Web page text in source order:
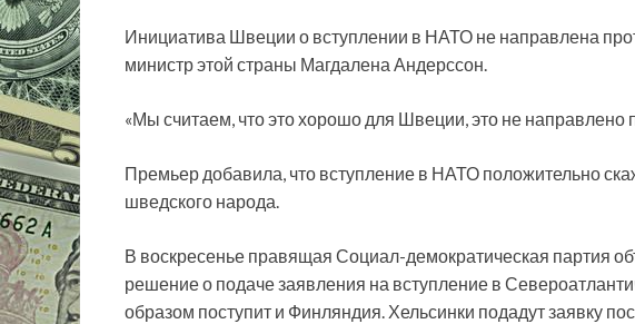
Инициатива Швеции о вступлении в НАТО не направлена
министр этой страны Магдалена Андерссон.
«Мы считаем, что это хорошо для Швеции, это не направлено
Премьер добавила, что вступление в НАТО положительно
шведского народа.
В воскресенье правящая Социал-демократическая партия
решение о подаче заявления на вступление в
образом поступит и Финляндия. Хельсинки подадут заявку